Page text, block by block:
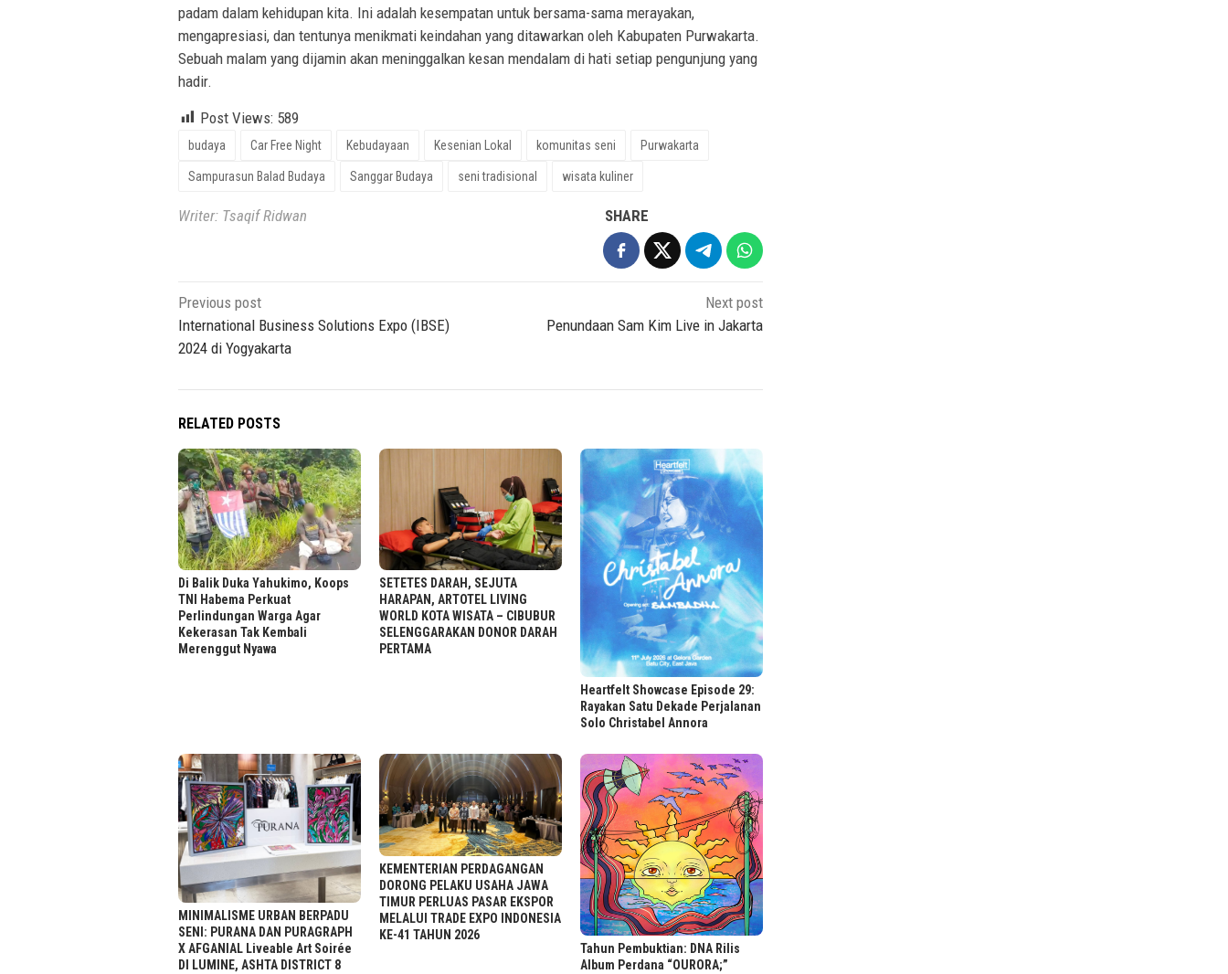
padam dalam kehidupan kita. Ini adalah kesempatan untuk bersama-sama merayakan,
mengapresiasi, dan tentunya menikmati keindahan yang ditawarkan oleh Kabupaten Purwakarta.
Sebuah malam yang dijamin akan meninggalkan kesan mendalam di hati setiap pengunjung yang
hadir.
Post Views: 589
budaya Car Free Night Kebudayaan Kesenian Lokal komunitas seni Purwakarta
Sampurasun Balad Budaya Sanggar Budaya seni tradisional wisata kuliner
Writer: Tsaqif Ridwan SHARE
Post
navigation
Previous post
International Business Solutions Expo (IBSE)
2024 di Yogyakarta
Next post
Penundaan Sam Kim Live in Jakarta
RELATED POSTS
Di Balik Duka Yahukimo, Koops
TNI Habema Perkuat
Perlindungan Warga Agar
Kekerasan Tak Kembali
Merenggut Nyawa
SETETES DARAH, SEJUTA
HARAPAN, ARTOTEL LIVING
WORLD KOTA WISATA – CIBUBUR
SELENGGARAKAN DONOR DARAH
PERTAMA
Heartfelt Showcase Episode 29:
Rayakan Satu Dekade Perjalanan
Solo Christabel Annora
MINIMALISME URBAN BERPADU
SENI: PURANA DAN PURAGRAPH
X AFGANIAL Liveable Art Soirée
DI LUMINE, ASHTA DISTRICT 8
KEMENTERIAN PERDAGANGAN
DORONG PELAKU USAHA JAWA
TIMUR PERLUAS PASAR EKSPOR
MELALUI TRADE EXPO INDONESIA
KE-41 TAHUN 2026
Tahun Pembuktian: DNA Rilis
Album Perdana “OURORA;”